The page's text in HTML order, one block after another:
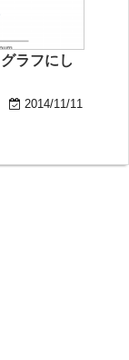
ラフにし
2014/11/11